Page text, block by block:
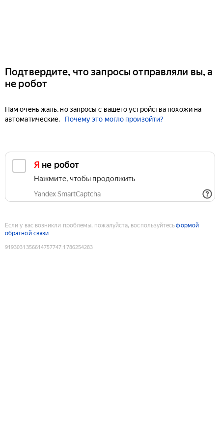
Подтвердите, что запросы отправляли вы, а
не робот
Нам очень жаль, но запросы с вашего устройства похожи на
автоматические.
Почему это могло произойти?
Я не робот
Нажмите, чтобы продолжить
Yandex SmartCaptcha
Если у вас возникли проблемы, пожалуйста, воспользуйтесьформой
обратной связи
9193031356614757747:1786254283